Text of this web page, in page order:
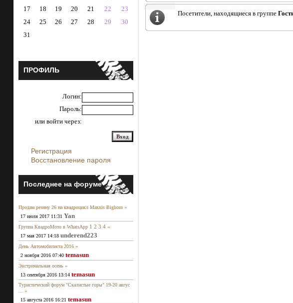
17
18 19 20 21 22
23
24
25 26 27 28 29
30
31
ПРОФИЛЬ
Логин:
Пароль:
или войти через:
Регистрация
Восстановление пароля
Последнее на форуме
Продам резину 26 на квадроцикл Maxxis Bighorn »
17 июля 2017 11:31 Yan
Группа КвадроМото в WhatsApp 1 2 3 4 »
17 мая 2017 14:18 underend223
День Автомобилиста 2016 »
2 ноября 2016 07:40 temasun
Экстримальная осень »
13 сентября 2016 13:14 temasun
Туристический форум "Скалистые горы" 19-20 авгус
»
15 августа 2016 16:21 temasun
Посетители, находящиеся в группе